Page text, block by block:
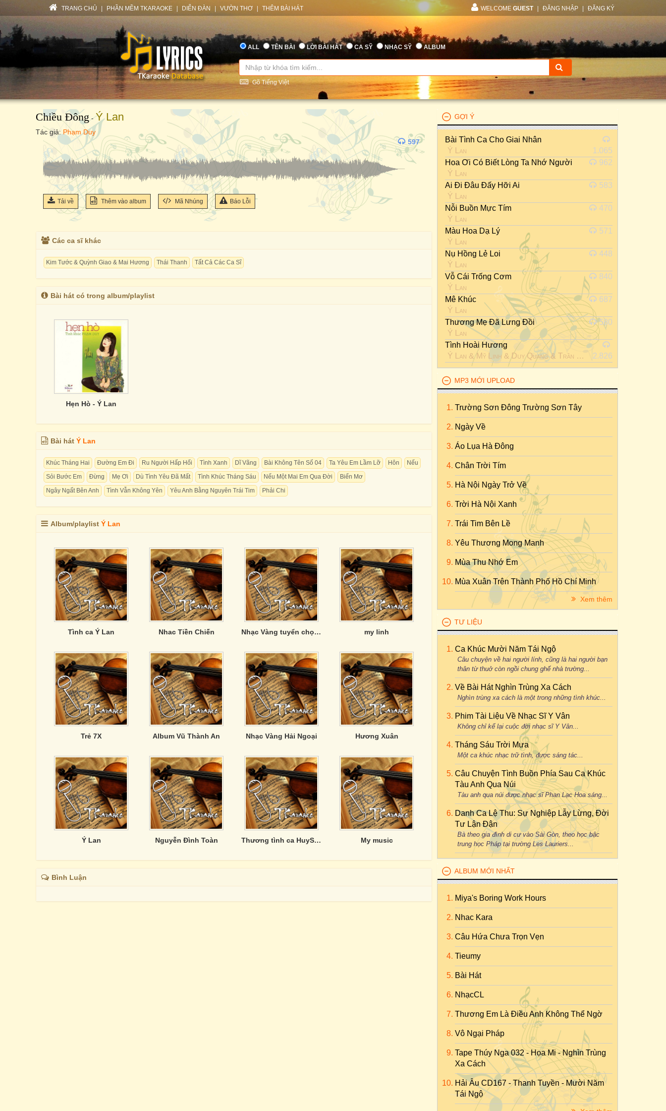
TRANG CHỦ PHẦN MỀM TKARAOKE DIỄN ĐÀN VƯỜN THƠ THÊM BÀI HÁT WELCOME GUEST ĐĂNG NHẬP ĐĂNG KÝ
ALL TÊN BÀI LỜI BÀI HÁT CA SỸ NHẠC SỸ ALBUM
Gõ Tiếng Việt
Chiều Đông-Ý Lan
Tác giả: Phạm Duy
597
Tải về Thêm vào album Mã Nhúng Báo Lỗi
Các ca sĩ khác
Kim Tước & Quỳnh Giao & Mai Hương Thái Thanh Tất Cả Các Ca Sĩ
Bài hát có trong album/playlist
Hẹn Hò - Ý Lan
Bài hát Ý Lan
Khúc Tháng Hai Đường Em Đi Ru Người Hấp Hối Tình Xanh Dĩ Vãng Bài Không Tên Số 04 Ta Yêu Em Lầm Lỡ Hôn
Nếu
Sỏi Bước Em
Đừng Mẹ Ơi Dù Tình Yêu Đã Mất Tình Khúc Tháng Sáu Nếu Một Mai Em Qua Đời
Biển Mơ
Ngây Ngất Bên Anh
Tình Vẫn Không Yên Yêu Anh Bằng Nguyên Trái Tim Phải Chi
Album/playlist Ý Lan
Tình ca Ý Lan Nhac Tiền Chiến Nhạc Vàng tuyển chọn của Phương Anh my linh
Trẻ 7X Album Vũ Thành An Nhạc Vàng Hải Ngoại Hương Xuân
Ý Lan Nguyễn Đình Toàn Thương tình ca HuySony My music
Bình Luận
GỢI Ý
Bài Tình Ca Cho Giai Nhân
Ý Lan
1.065
Hoa Ơi Có Biết Lòng Ta Nhớ Người
Ý Lan
962
Ai Đi Đâu Đấy Hỡi Ai
Ý Lan
583
Nỗi Buồn Mực Tím
Ý Lan
470
Màu Hoa Dạ Lý
Ý Lan
571
Nụ Hồng Lẻ Loi
Ý Lan
448
Vỗ Cái Trống Cơm
Ý Lan
840
Mê Khúc
Ý Lan
687
Thương Mẹ Đã Lưng Đồi
Ý Lan
580
Tình Hoài Hương
Ý Lan &Mỹ Linh& Duy Quang& Trần Hiếu 2.826
MP3 MỚI UPLOAD
Trường Sơn Đông Trường Sơn Tây
Ngày Về
Áo Lụa Hà Đông
Chân Trời Tím
Hà Nội Ngày Trở Về
Trời Hà Nội Xanh
Trái Tim Bên Lề
Yêu Thương Mong Manh
Mùa Thu Nhớ Em
Mùa Xuân Trên Thành Phố Hồ Chí Minh
Xem thêm
TƯ LIỆU
Ca Khúc Mười Năm Tái Ngộ
Câu chuyện về hai người lính, cũng là hai người bạn
thân từ thuở còn ngồi chung ghế nhà trường...
Về Bài Hát Nghìn Trùng Xa Cách
Nghìn trùng xa cách là một trong những tình khúc...
Phim Tài Liệu Về Nhạc Sĩ Y Vân
Không chỉ kể lại cuộc đời nhạc sĩ Y Vân...
Tháng Sáu Trời Mưa
Một ca khúc nhạc trữ tình, được sáng tác...
Câu Chuyện Tình Buồn Phía Sau Ca Khúc
Tàu Anh Qua Núi
Tàu anh qua núi được nhạc sĩ Phan Lạc Hoa sáng...
Danh Ca Lệ Thu: Sự Nghiệp Lẫy Lừng, Đời
Tư Lận Đận
Bà theo gia đình di cư vào Sài Gòn, theo học bậc
trung học Pháp tại trường Les Lauriers...
ALBUM MỚI NHẤT
Miya's Boring Work Hours
Nhac Kara
Câu Hứa Chưa Trọn Vẹn
Tieumy
Bài Hát
NhạcCL
Thương Em Là Điều Anh Không Thể Ngờ
Vô Ngại Pháp
Tape Thúy Nga 032 - Họa Mi - Nghìn Trùng
Xa Cách
Hải Âu CD167 - Thanh Tuyền - Mười Năm
Tái Ngộ